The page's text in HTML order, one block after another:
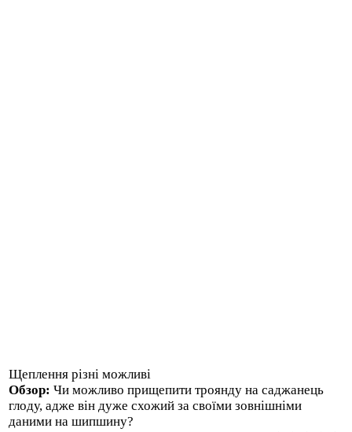
Щеплення різні можливі
Обзор: Чи можливо прищепити троянду на саджанець
глоду, адже він дуже схожий за своїми зовнішніми
даними на шипшину?